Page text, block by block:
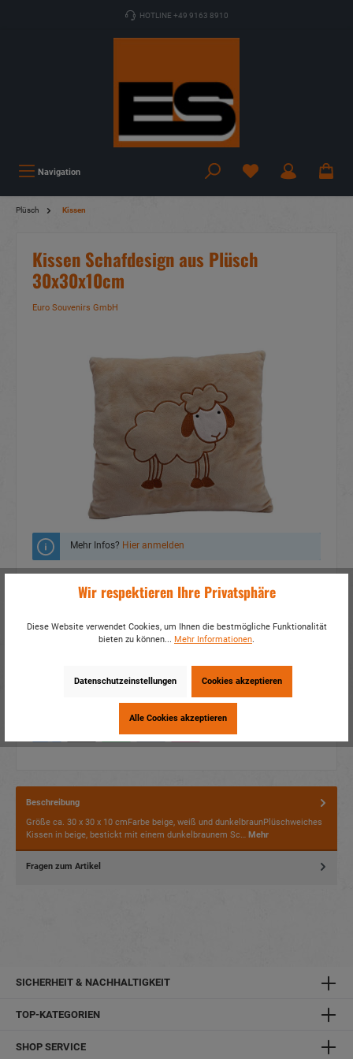
HOTLINE +49 9163 8910
Navigation
Plüsch Kissen
Kissen Schafdesign aus Plüsch
30x30x10cm
Euro Souvenirs GmbH
Mehr Infos? Hier anmelden
Zum Merkzettel hinzufügen
Fragen zum Produkt
Verpackungseinheit: 2 / 12
Dieses Produkt weiterempfehlen:
Beschreibung
Größe ca. 30 x 30 x 10 cmFarbe beige, weiß und dunkelbraunPlüschweiches
Kissen in beige, bestickt mit einem dunkelbraunem Sc… Mehr
Fragen zum Artikel
SICHERHEIT & NACHHALTIGKEIT
TOP-KATEGORIEN
SHOP SERVICE
Wir respektieren Ihre Privatsphäre
Diese Website verwendet Cookies, um Ihnen die bestmögliche Funktionalität
bieten zu können... Mehr Informationen.
Datenschutzeinstellungen Cookies akzeptieren
Alle Cookies akzeptieren